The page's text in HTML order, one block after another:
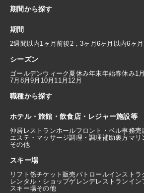
期間から探す
期間
2週間以内1ヶ月前後2，3ヶ月 6ヶ月以内6ヶ
シーズン
ゴールデンウィーク 夏休み年末年始春休み1
7月 8月9月 10月 11月 12月
職種から探す
ホテル・旅館・飲食店・レジャー施設等
仲居 レストランホールフロント・ベル事務売
エステ・マッサージ調理・調理補助裏方マリ
その他
スキー場
リフト係チケット販売パトロールインストラ
レンタル・ショップゲレンデレストラン イン
スキー場その他